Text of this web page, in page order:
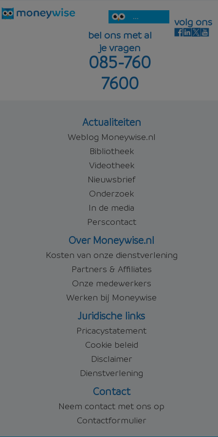
...
bel ons met al
je vragen
085-760
7600
volg ons
Actualiteiten
Weblog Moneywise.nl
Bibliotheek
Videotheek
Nieuwsbrief
Onderzoek
In de media
Perscontact
Over Moneywise.nl
Kosten van onze dienstverlening
Partners & Affiliates
Onze medewerkers
Werken bij Moneywise
Juridische links
Pricacystatement
Cookie beleid
Disclaimer
Dienstverlening
Contact
Neem contact met ons op
Contactformulier